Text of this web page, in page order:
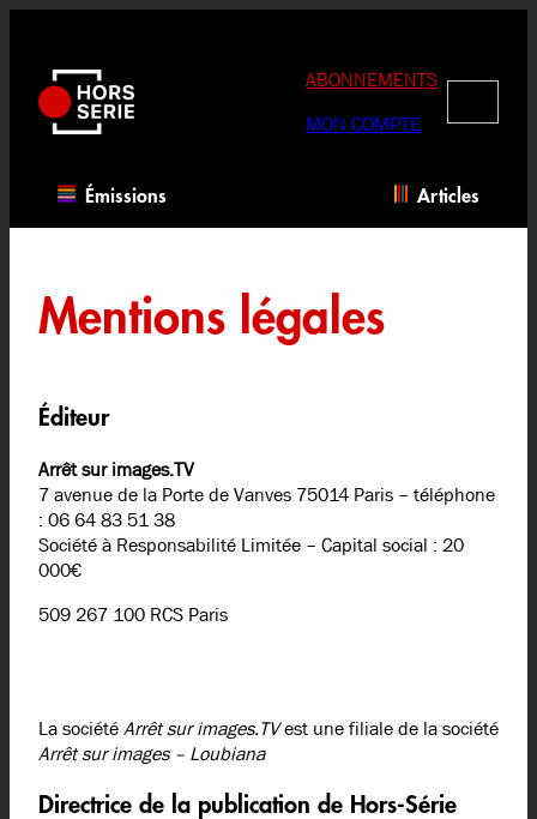
contenu
ABONNEMENTS
MON COMPTE
Émissions Articles
Mentions légales
Éditeur
Arrêt sur images.TV
7 avenue de la Porte de Vanves 75014 Paris – téléphone
: 06 64 83 51 38
Société à Responsabilité Limitée – Capital social : 20
000€
509 267 100 RCS Paris
La sociétéArrêt sur images.TVest une filiale de la société
Arrêt sur images – Loubiana
Directrice de la publication de Hors-Série